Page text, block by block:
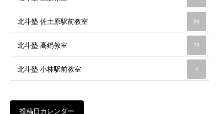
北斗塾 佐土原駅前教室 94
北斗塾 高鍋教室 78
北斗塾 小林駅前教室 4
投稿日カレンダー